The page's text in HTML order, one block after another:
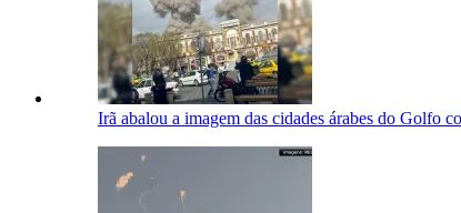
Irã abalou a imagem das cidades árabes do Golfo